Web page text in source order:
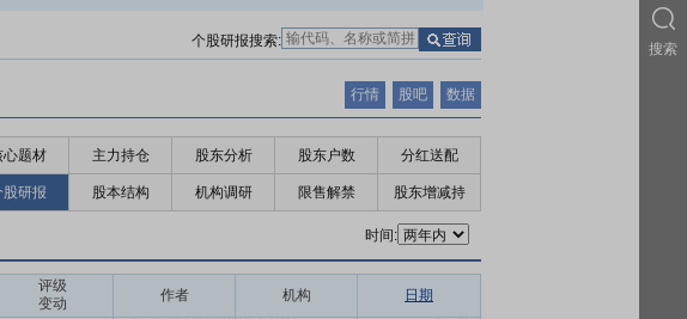
个股研报搜索:
行情 股吧 数据
心题材 主力持仓 股东分析 股东户数 分红送配
股研报 股本结构 机构调研 限售解禁 股东增减持
时间:
评级
变动
作者 机构 日期
搜索